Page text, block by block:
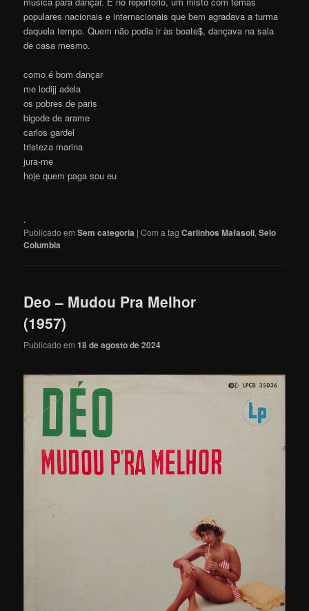
populares nacionais e internacionais que bem agradava a turma
daquela tempo. Quem não podia ir às boate$, dançava na sala
de casa mesmo.
como é bom dançar
me lodijj adela
os pobres de paris
bigode de arame
carlos gardel
tristeza marina
jura-me
hoje quem paga sou eu
.
Publicado em Sem categoria |Com a tagCarlinhos Mafasoli,Selo
Columbia
Deo – Mudou Pra Melhor
(1957)
Publicado em18 de agosto de 2024